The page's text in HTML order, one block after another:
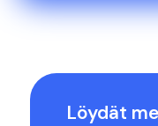
Löydät